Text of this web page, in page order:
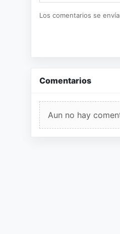
Los comentarios se
Comentarios
Aun no hay